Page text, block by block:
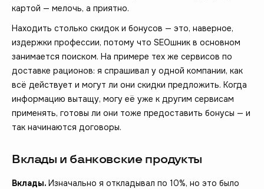
картой — мелочь, а приятно.
Находить столько скидок и бонусов — это, наверное,
издержки профессии, потому что SEOшник в основном
занимается поиском. На примере тех же сервисов по
доставке рационов: я спрашивал у одной компании, как
всё действует и могут ли они скидки предложить. Когда
информацию вытащу, могу её уже к другим сервисам
применять, готовы ли они тоже предоставить бонусы — и
так начинаются договоры.
Вклады и банковские продукты
Вклады. Изначально я откладывал по 10%, но это было